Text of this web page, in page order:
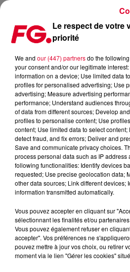
KYGO DÉVOILE 'LIKE IT IS' AVEC
Publié : 30 mars 2020 à 7h30 par
La semaine dernière, le DJ
Le respect de votre
priorité
We and our (447) partnersdo the
your consent and/or our legitimate
information on a device; Use limited data
profiles for personalised advertising; Use
advertising; Measure advertising
performance; Understand audiences
of data from different sources; Develop
profiles to personalise content; Use
content; Use limited data to select
detect fraud, and fix errors; Deliver and
Save and communicate privacy choices.
process personal data such as IP address
following functionalities: Identify devices
requested; Use precise geolocation data;
other data sources; Link different devices;
information transmitted automatically.
Vous pouvez accepter en cliquant sur
sélectionnant les finalités et/ou
Vous pouvez également refuser en
accepter". Vos préférences ne
pouvez mettre à jour vos choix, ou retirer
moment via le lien "Gérer les cookies"